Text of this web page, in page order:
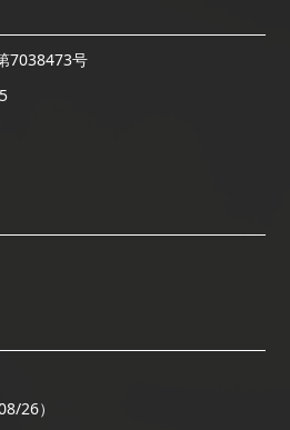
7038473号
26）